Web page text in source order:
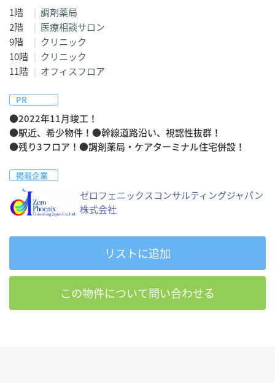
1階
調剤薬局
2階
医療相談サロン
9階
クリニック
10階
クリニック
11階
オフィスフロア
PR
●2022年11月竣工！
●駅近、希少物件！●幹線道路沿い、視認性抜群！
●残り3フロア！●調剤薬局・ケアターミナル住宅併設！
掲載企業
ゼロフェニックスコンサルティングジャパン
株式会社
リストに追加
この物件について問い合わせる